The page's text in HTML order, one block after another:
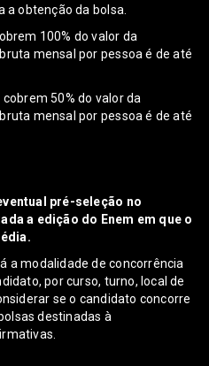
a obtenção da bolsa.
100% do valor da
mensal por pessoa é de até
50% do valor da
mensal por pessoa é de até
pré-seleção no
a edição do Enem em que o
a modalidade de concorrência
por curso, turno, local de
se o candidato concorre
destinadas à